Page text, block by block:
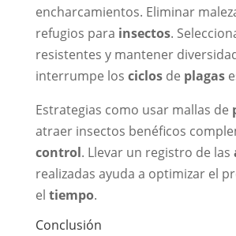
encharcamientos. Eliminar
refugios para insectos.
resistentes y mantener
interrumpe los ciclosde plagas
Estrategias como usar mallas de
atraer insectos benéficos
control. Llevar un registro de las
realizadas ayuda a optimizar el
el tiempo.
Conclusión